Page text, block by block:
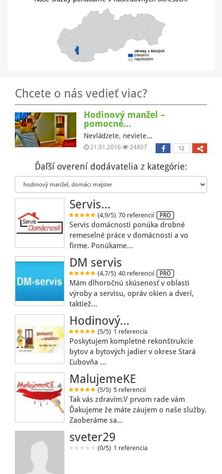
Chcete o nás vedieť viac?
Hodinový manžel –
pomocné…
Nevládzete, neviete…
21.01.2016 24807 12
Ďaľší overení dodávatelia z kategórie:
Servis…
(4,9/5) 70 referencií PRO
Servis domácnosti ponúka drobné
remeselné práce v domácnosti a vo
firme. Ponúkame…
DM servis
(4,7/5) 40 referencií PRO
Mám dlhoročnú skúsenosť v oblasti
výroby a servisu, opráv okien a dverí,
taktiež…
Hodinový…
(5/5) 1 referencia
Poskytujem kompletné rekonštrukcie
bytov a bytových jadier v okrese Stará
Ľubovňa …
MalujemeKE
(5/5) 5 referencií
Tak vás zdravím.V prvom rade vám
Ďakujeme že máte záujem o naše služby.
Zaoberáme sa…
sveter29
(0/5) 1 referencia